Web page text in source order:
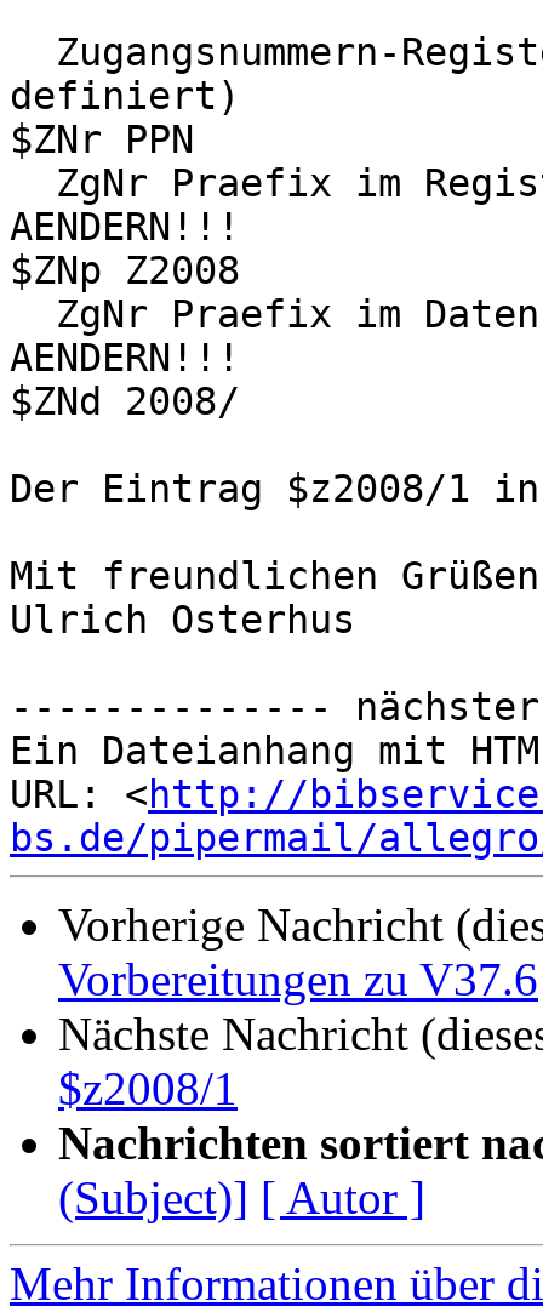
definiert)
$ZNr PPN
AENDERN!!!
$ZNp Z2008
AENDERN!!!
$ZNd 2008/
Der Eintrag $z2008/1
Mit freundlichen Grüßen
Ulrich Osterhus
--------------
Ein Dateianhang mit
URL: <http://
bs.de/pipermail/allegro/
Vorherige Nachricht
Vorbereitungen zu V37.6
Nächste Nachricht
$z2008/1
Nachrichten sortiert
(Subject)] [ Autor ]
Mehr Informationen über